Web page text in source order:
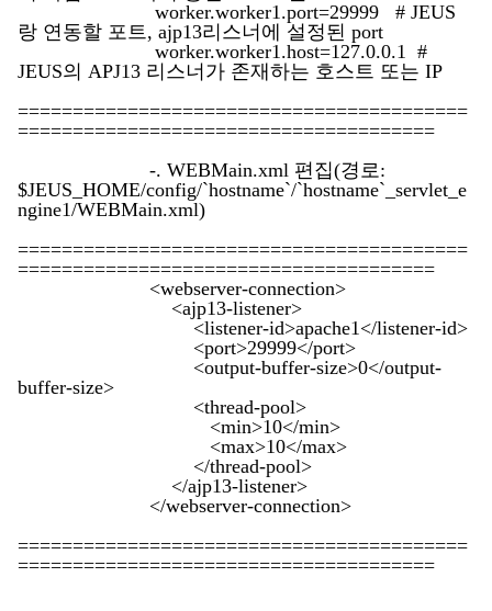
worker.worker1.port=29999 # JEUS
랑 연동할 포트, ajp13리스너에 설정된 port
worker.worker1.host=127.0.0.1 #
JEUS의 APJ13 리스너가 존재하는 호스트 또는 IP
=========================================
======================================
-. WEBMain.xml 편집(경로:
$JEUS_HOME/config/`hostname`/`hostname`_servlet_e
ngine1/WEBMain.xml)
=========================================
======================================
<webserver-connection>
<ajp13-listener>
<listener-id>apache1</listener-id>
<port>29999</port>
<output-buffer-size>0</output-
buffer-size>
<thread-pool>
<min>10</min>
<max>10</max>
</thread-pool>
</ajp13-listener>
</webserver-connection>
=========================================
======================================